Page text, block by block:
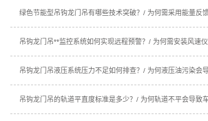
绿色节能型吊钩龙门吊有哪些技术突破？/ 为何需采用能量反馈
吊钩龙门吊**监控系统如何实现远程预警？/ 为何需安装风速仪
吊钩龙门吊液压系统压力不足如何排查？/ 为何液压油污染会
吊钩龙门吊的轨道平直度标准是多少？/ 为何轨道不平会导致车